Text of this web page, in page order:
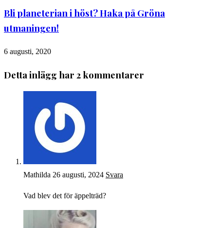
Bli planeterian i höst? Haka på Gröna
utmaningen!
6 augusti, 2020
Detta inlägg har 2 kommentarer
Mathilda 26 augusti, 2024 Svara
Vad blev det för äppelträd?